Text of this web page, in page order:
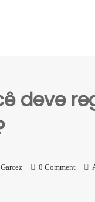
deve
0 Comment